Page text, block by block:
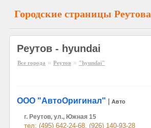
Городские страницы Реутова
Реутов - hyundai
Все города » Реутов » "hyundai"
ООО "АвтоОригинал" Авто
г. Реутов, ул., Южная 15
тел: (495) 642-24-68, (926) 140-93-28